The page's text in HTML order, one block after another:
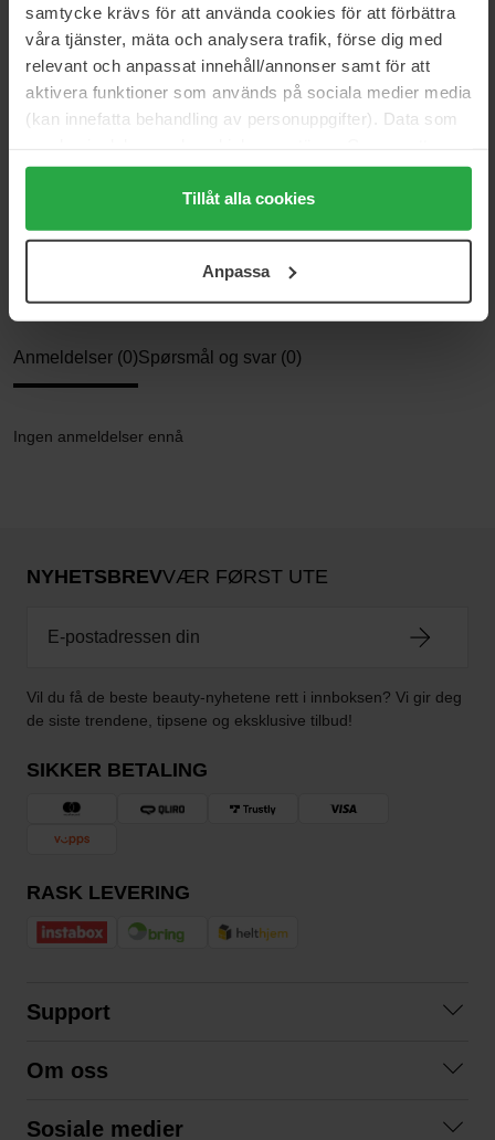
samtycke krävs för att använda cookies för att förbättra
våra tjänster, mäta och analysera trafik, förse dig med
relevant och anpassat innehåll/annonser samt för att
aktivera funktioner som används på sociala medier media
(kan innefatta behandling av personuppgifter). Data som
trycka på "Tillåt alla cookies" accepterar du alla cookies,
medan du under "Detaljer" kan anpassa användningen av
cookies. Du kan när som helst återkalla ditt samtycke.
Tillåt alla cookies
Anpassa
og Civet og den svake duften av visne roser og sjasmin fremkaller
duften til mennesker som lever med maskiner.
Artikkelnummer: 111063
Dameparfyme
Opus V - Woods Symphony
Anmeldelser (0)Spørsmål og svar (0)
Ingen anmeldelser ennå
NYHETSBREVVÆR FØRST UTE
Vil du få de beste beauty-nyhetene rett i innboksen? Vi gir deg
de siste trendene, tipsene og eksklusive tilbud!
SIKKER BETALING
RASK LEVERING
Support
Kjøpsvilkår
Om oss
Sosiale medier